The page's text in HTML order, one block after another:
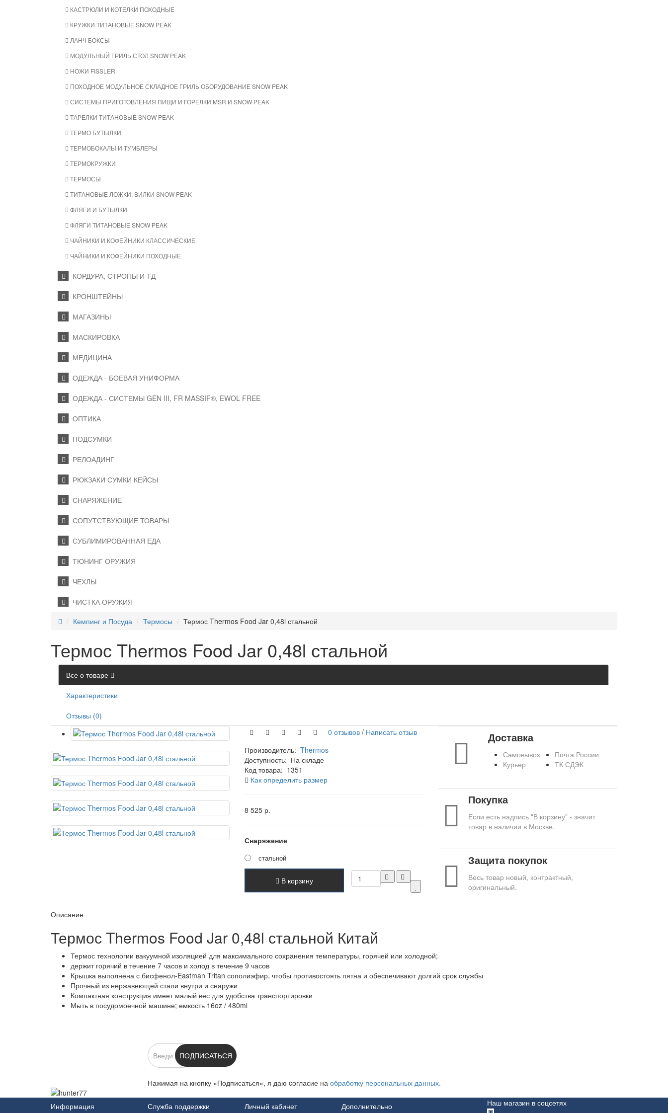
КАСТРЮЛИ И КОТЕЛКИ ПОХОДНЫЕ
КРУЖКИ ТИТАНОВЫЕ SNOW PEAK
ЛАНЧ БОКСЫ
МОДУЛЬНЫЙ ГРИЛЬ СТОЛ SNOW PEAK
НОЖИ FISSLER
ПОХОДНОЕ МОДУЛЬНОЕ СКЛАДНОЕ ГРИЛЬ ОБОРУДОВАНИЕ SNOW PEAK
СИСТЕМЫ ПРИГОТОВЛЕНИЯ ПИЩИ И ГОРЕЛКИ MSR И SNOW PEAK
ТАРЕЛКИ ТИТАНОВЫЕ SNOW PEAK
ТЕРМО БУТЫЛКИ
ТЕРМОБОКАЛЫ И ТУМБЛЕРЫ
ТЕРМОКРУЖКИ
ТЕРМОСЫ
ТИТАНОВЫЕ ЛОЖКИ, ВИЛКИ SNOW PEAK
ФЛЯГИ И БУТЫЛКИ
ФЛЯГИ ТИТАНОВЫЕ SNOW PEAK
ЧАЙНИКИ И КОФЕЙНИКИ КЛАССИЧЕСКИЕ
ЧАЙНИКИ И КОФЕЙНИКИ ПОХОДНЫЕ
КОРДУРА, СТРОПЫ И ТД
КРОНШТЕЙНЫ
МАГАЗИНЫ
МАСКИРОВКА
МЕДИЦИНА
ОДЕЖДА - БОЕВАЯ УНИФОРМА
ОДЕЖДА - СИСТЕМЫ GEN III, FR MASSIF®, EWOL FREE
ОПТИКА
ПОДСУМКИ
РЕЛОАДИНГ
РЮКЗАКИ СУМКИ КЕЙСЫ
СНАРЯЖЕНИЕ
СОПУТСТВУЮЩИЕ ТОВАРЫ
СУБЛИМИРОВАННАЯ ЕДА
ТЮНИНГ ОРУЖИЯ
ЧЕХЛЫ
ЧИСТКА ОРУЖИЯ
Кемпинг и Посуда
Термосы Термос Thermos Food Jar 0,48l стальной
Термос Thermos Food Jar 0,48l стальной
Все о товаре
Характеристики
Отзывы (0)
0 отзывов / Написать отзыв
Производитель: Thermos
Доступность: На складе
Код товара: 1351
Как определить размер
8 525 р.
Снаряжение
стальной
В корзину
Доставка
Самовывоз
Курьер
Почта России
ТК СДЭК
Покупка
Если есть надпись "В корзину" - значит
товар в наличии в Москве.
Защита покупок
Весь товар новый, контрактный,
оригинальный.
Описание
Термос Thermos Food Jar 0,48l стальной Китай
Термос технологии вакуумной изоляцией для максимального сохранения температуры, горячей или холодной;
держит горячий в течение 7 часов и холод в течение 9 часов
Крышка выполнена с бисфенол-Eastman Tritan сополиэфир, чтобы противостоять пятна и обеспечивают долгий срок службы
Прочный из нержавеющей стали внутри и снаружи
Компактная конструкция имеет малый вес для удобства транспортировки
Мыть в посудомоечной машине; емкость 16oz / 480ml
ПОДПИСАТЬСЯ
Нажимая на кнопку «Подписаться», я даю cогласие на обработку персональных данных.
Информация Служба поддержки Личный кабинет Дополнительно Наш магазин в соцсетях